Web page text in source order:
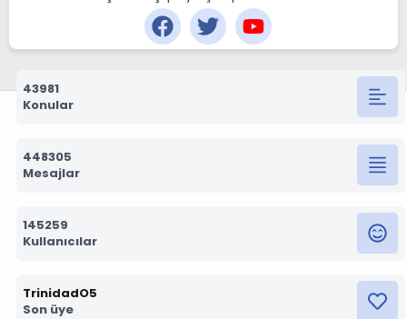
43981
Konular
448305
Mesajlar
145259
Kullanıcılar
TrinidadO5
Son üye